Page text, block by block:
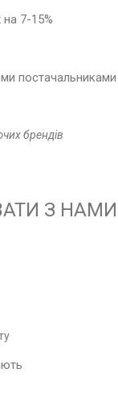
на 7-15%
постачальниками
брендів
З